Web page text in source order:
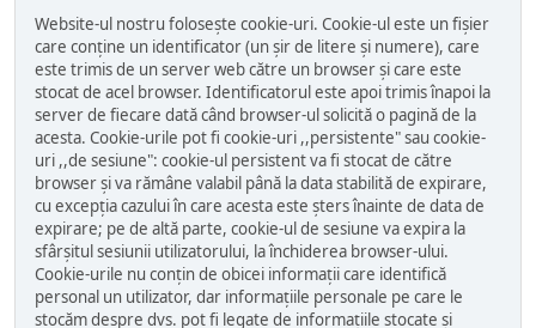
Website-ul nostru folosește cookie-uri. Cookie-ul este un fișier
care conține un identificator (un șir de litere și numere), care
este trimis de un server web către un browser și care este
stocat de acel browser. Identificatorul este apoi trimis înapoi la
server de fiecare dată când browser-ul solicită o pagină de la
acesta. Cookie-urile pot fi cookie-uri ,,persistente" sau cookie-
uri ,,de sesiune": cookie-ul persistent va fi stocat de către
browser și va rămâne valabil până la data stabilită de expirare,
cu excepția cazului în care acesta este șters înainte de data de
expirare; pe de altă parte, cookie-ul de sesiune va expira la
sfârșitul sesiunii utilizatorului, la închiderea browser-ului.
Cookie-urile nu conțin de obicei informații care identifică
personal un utilizator, dar informațiile personale pe care le
stocăm despre dvs. pot fi legate de informațiile stocate și